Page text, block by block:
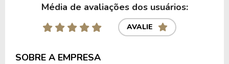
Média de avaliações dos usuários:
AVALIE
SOBRE A EMPRESA